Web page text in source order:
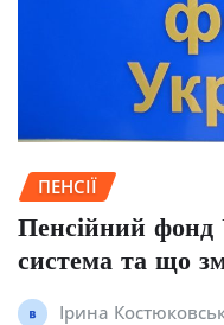
ПЕНСІЇ
Пенсійний фонд
система та що
Ірина